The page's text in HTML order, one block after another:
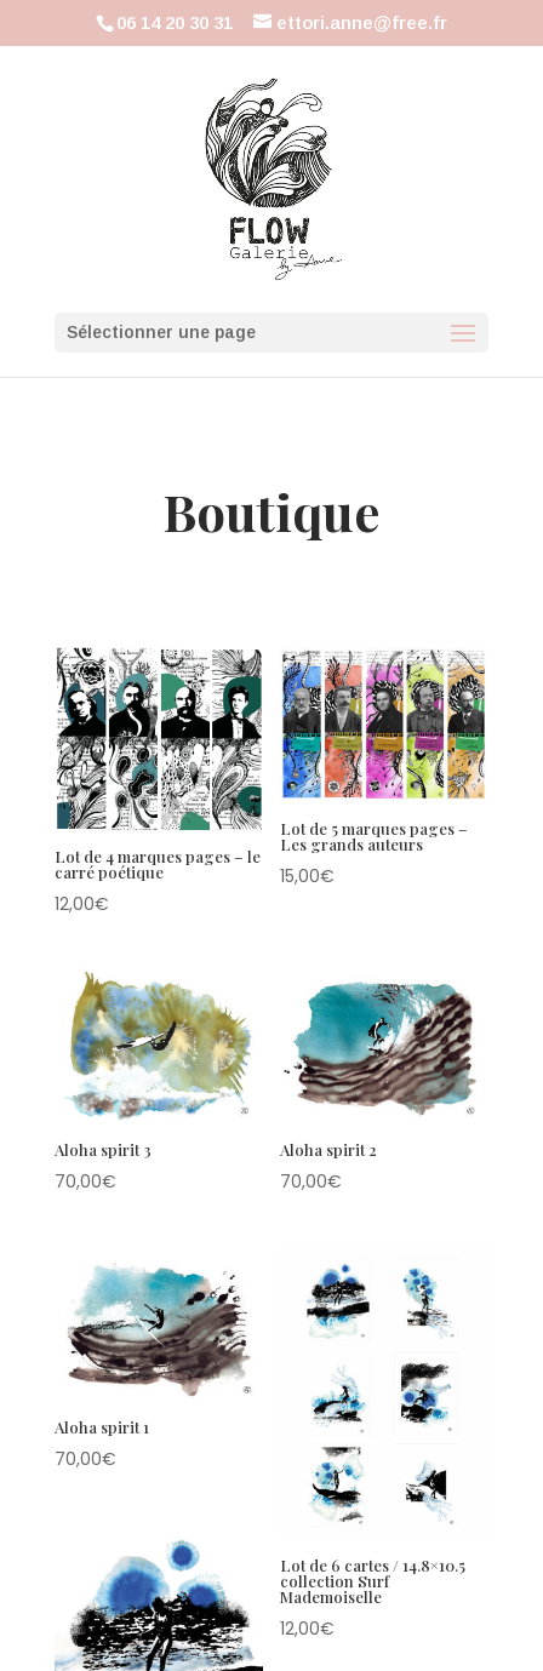
06 14 20 30 31 ettori.anne@free.fr
Sélectionner une page
Boutique
Lot de 4 marques pages – le
carré poétique
12,00€
Lot de 5 marques pages –
Les grands auteurs
15,00€
Aloha spirit 3
70,00€
Aloha spirit 2
70,00€
Aloha spirit 1
70,00€
Lot de 6 cartes / 14.8×10.5
collection Surf
Mademoiselle
12,00€